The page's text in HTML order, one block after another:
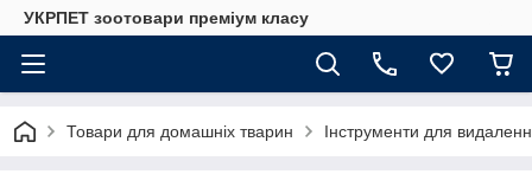
УКРПЕТ зоотовари преміум класу
Товари для домашніх тварин Інструменти для